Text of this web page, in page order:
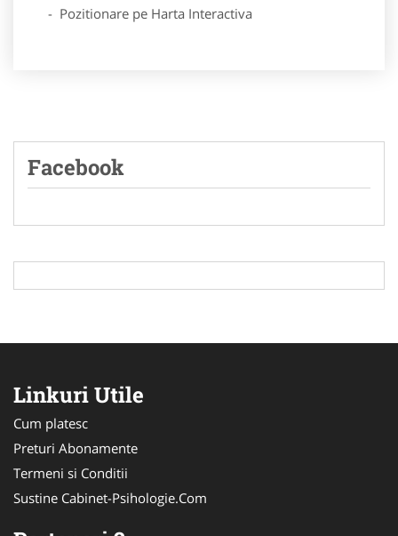
- Pozitionare pe Harta Interactiva
Facebook
Linkuri Utile
Cum platesc
Preturi Abonamente
Termeni si Conditii
Sustine Cabinet-Psihologie.Com